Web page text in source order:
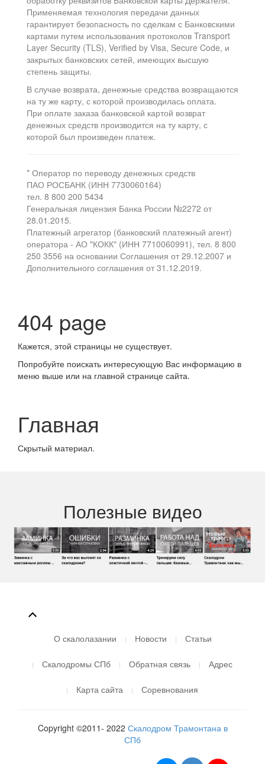
Применяемая технология передачи данных
гарантирует безопасность по сделкам с Банковскими
картами путем использования протоколов Transport
Layer Security (TLS), Verified by Visa, Secure Code, и
закрытых банковских сетей, имеющих высшую
степень защиты.
В случае возврата, денежные средства возвращаются
на ту же карту, с которой производилась оплата.
При оплате заказа банковской картой возврат
денежных средств производится на ту карту, с
которой был произведен платеж.
* Оператор по переводу денежных средств
ПАО РОСБАНК (ИНН 7730060164)
тел. 8 800 200 5434
Генеральная лицензия Банка России №2272 от
28.01.2015.
Платежный агрегатор (банковский платежный агент)
оператора - АО "КОКК" (ИНН 7710060991), тел. 8 800
250 3556 на основании Соглашения от 29.12.2007 и
Дополнительного соглашения от 31.12.2019.
404 page
Кажется, этой страницы не существует.
Попробуйте поискать интересующую Вас информацию в
меню выше или на главной странице сайта.
Главная
Скрытый материал.
Полезные видео
О скалолазании Новости Статьи
Скалодромы СПб Обратная связь Адрес
Карта сайта Соревнования
Copyright ©2011- 2022 Скалодром Трамонтана в
СПб